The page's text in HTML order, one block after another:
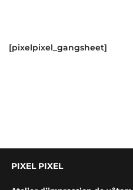
[pixelpixel_gangsheet]
PIXEL PIXEL